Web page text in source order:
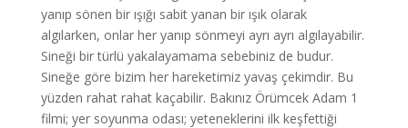
yanıp sönen bir ışığı sabit yanan bir ışık olarak
algılarken, onlar her yanıp sönmeyi ayrı ayrı algılayabilir.
Sineği bir türlü yakalayamama sebebiniz de budur.
Sineğe göre bizim her hareketimiz yavaş çekimdir. Bu
yüzden rahat rahat kaçabilir. Bakınız Örümcek Adam 1
filmi; yer soyunma odası; yeteneklerini ilk keşfettiği